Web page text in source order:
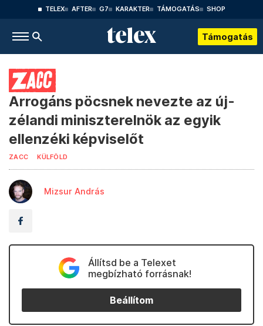
TELEX AFTER G7 KARAKTER TÁMOGATÁS SHOP
Támogatás
Arrogáns pöcsnek nevezte az új-
zélandi miniszterelnök az egyik
ellenzéki képviselőt
ZACC KÜLFÖLD
Mizsur András
Állítsd be a Telexet
megbízható forrásnak!
Beállítom